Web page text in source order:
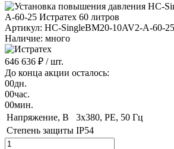
Артикул: HC-SingleBM20-10AV2-A-60-25
Наличие: много
646 636 ₽ / шт.
До конца акции осталось:
00дн.
00час.
00мин.
Напряжение, B
3x380, PE, 50 Гц
Степень защиты IP54